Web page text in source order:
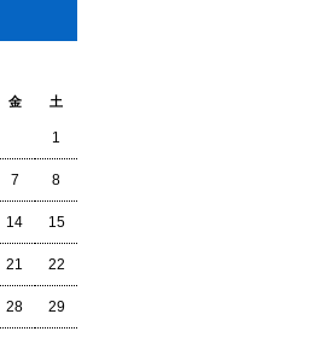
金 土
1
7 8
14 15
21 22
28 29